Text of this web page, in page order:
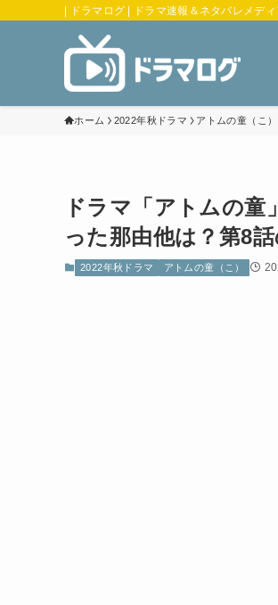
| ドラマログ | ドラマ速報＆ネタバレメディ
ホーム 2022年秋ドラマ アトムの童（こ）
ドラマ「アトムの
った那由他は？第8
2022年秋ドラマ アトムの童（こ）